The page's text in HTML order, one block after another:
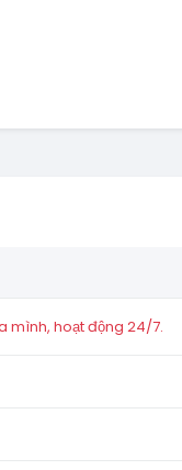
mình, hoạt động 24/7.